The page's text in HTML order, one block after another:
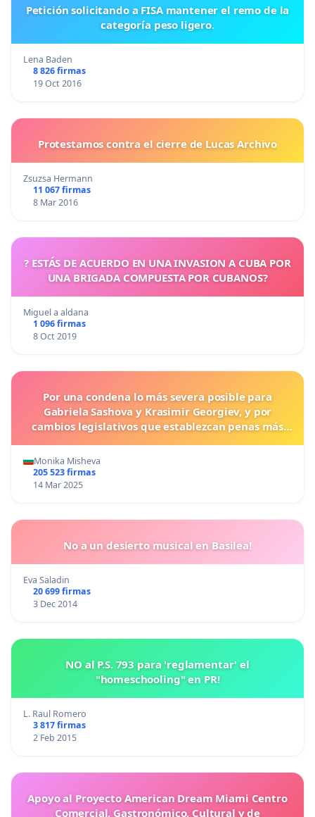
Petición solicitando a FISA mantener el remo de la
categoría peso ligero.
Lena Baden
8 826 firmas
19 Oct 2016
Protestamos contra el cierre de Lucas Archivo
Zsuzsa Hermann
11 067 firmas
8 Mar 2016
? ESTÁS DE ACUERDO EN UNA INVASION A CUBA POR
UNA BRIGADA COMPUESTA POR CUBANOS?
Miguel a aldana
1 096 firmas
8 Oct 2019
Por una condena lo más severa posible para
Gabriela Sashova y Krasimir Georgiev, y por
cambios legislativos que establezcan penas más
Monika Misheva
205 523 firmas
14 Mar 2025
No a un desierto musical en Basilea!
Eva Saladin
20 699 firmas
3 Dec 2014
NO al P.S. 793 para 'reglamentar' el
"homeschooling" en PR!
L. Raul Romero
3 817 firmas
2 Feb 2015
Apoyo al Proyecto American Dream Miami Centro
Comercial, Gastronómico, Cultural y de